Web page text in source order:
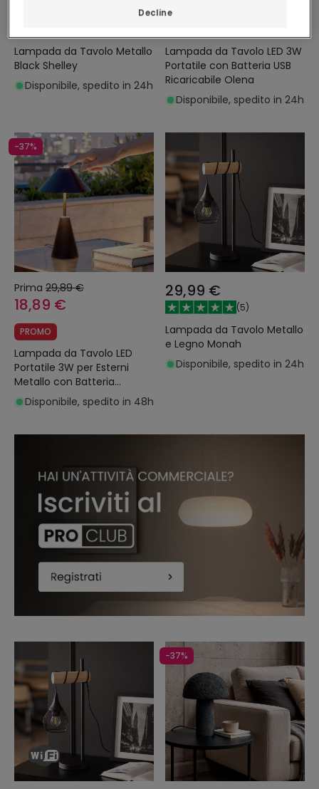
Lampada da Tavolo Metallo
Black Shelley
Disponibile, spedito in 24h
Lampada da Tavolo LED 3W
Portatile con Batteria USB
Ricaricabile Olena
Disponibile, spedito in 24h
-37%
Prima 29,89 €
18,89 €
PROMO
Lampada da Tavolo LED
Portatile 3W per Esterni
Metallo con Batteria
Ricaricabile Chamle
Disponibile, spedito in 48h
29,99 €
(5)
Lampada da Tavolo Metallo
e Legno Monah
Disponibile, spedito in 24h
-37%
Decline